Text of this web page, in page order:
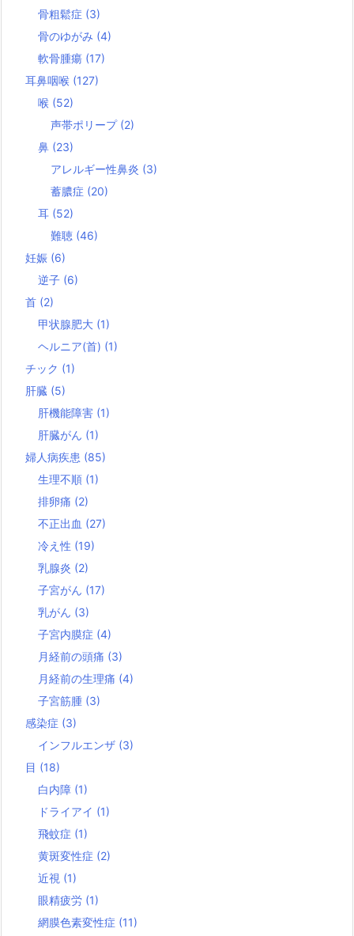
骨粗鬆症 (3)
骨のゆがみ (4)
軟骨腫瘍 (17)
耳鼻咽喉 (127)
喉 (52)
声帯ポリープ (2)
鼻 (23)
アレルギー性鼻炎 (3)
蓄膿症 (20)
耳 (52)
難聴 (46)
妊娠 (6)
逆子 (6)
首 (2)
甲状腺肥大 (1)
ヘルニア(首) (1)
チック (1)
肝臓 (5)
肝機能障害 (1)
肝臓がん (1)
婦人病疾患 (85)
生理不順 (1)
排卵痛 (2)
不正出血 (27)
冷え性 (19)
乳腺炎 (2)
子宮がん (17)
乳がん (3)
子宮内膜症 (4)
月経前の頭痛 (3)
月経前の生理痛 (4)
子宮筋腫 (3)
感染症 (3)
インフルエンザ (3)
目 (18)
白内障 (1)
ドライアイ (1)
飛蚊症 (1)
黄斑変性症 (2)
近視 (1)
眼精疲労 (1)
網膜色素変性症 (11)